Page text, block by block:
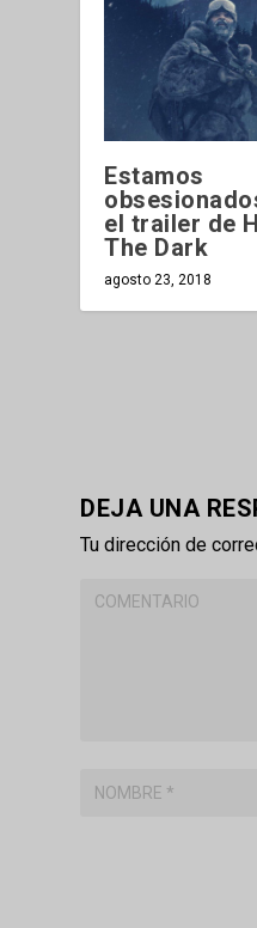
Estamos
el trailer de
The Dark
agosto 23, 2018
DEJA UNA
Tu dirección de